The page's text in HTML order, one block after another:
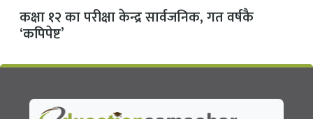
कक्षा १२ का परीक्षा केन्द्र सार्वजनिक, गत वर्षकै
‘कपिपेष्ट’